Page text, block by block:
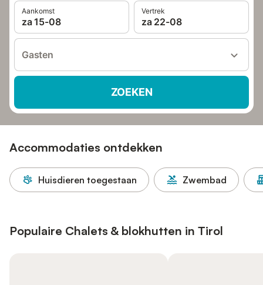
Aankomst
za 15-08
Vertrek
za 22-08
Gasten
ZOEKEN
Accommodaties ontdekken
Huisdieren toegestaan Zwembad
Populaire Chalets & blokhutten in Tirol